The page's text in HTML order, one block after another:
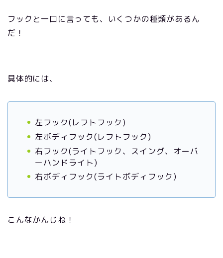
フックと一口に言っても、いくつかの種類があるん
だ！
具体的には、
左フック(レフトフック)
左ボディフック(レフトフック)
右フック(ライトフック、スイング、オーバ
ーハンドライト)
右ボディフック(ライトボディフック)
こんなかんじね！